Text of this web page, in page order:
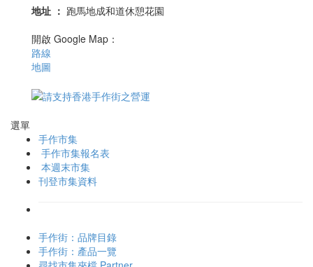
地址 ： 跑馬地成和道休憩花園
開啟 Google Map：
路線
地圖
選單
手作市集
手作市集報名表
本週末市集
刊登市集資料
手作街：品牌目錄
手作街：產品一覽